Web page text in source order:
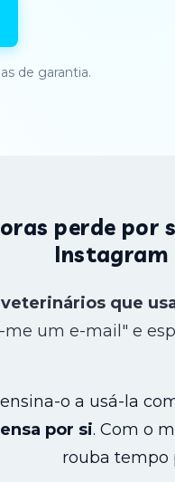
de garantia.
perde por
Instagram
que
me um e-mail" e
o a usá-la
por si. Com o
rouba tempo